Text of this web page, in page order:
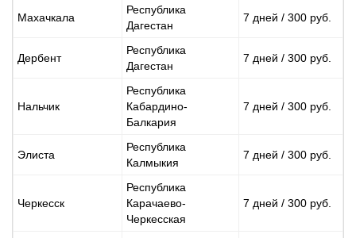
Махачкала
Республика
Дагестан
7 дней / 300 руб.
Дербент
Республика
Дагестан
7 дней / 300 руб.
Нальчик
Республика
Кабардино-
Балкария
7 дней / 300 руб.
Элиста
Республика
Калмыкия
7 дней / 300 руб.
Черкесск
Республика
Карачаево-
Черкесская
7 дней / 300 руб.